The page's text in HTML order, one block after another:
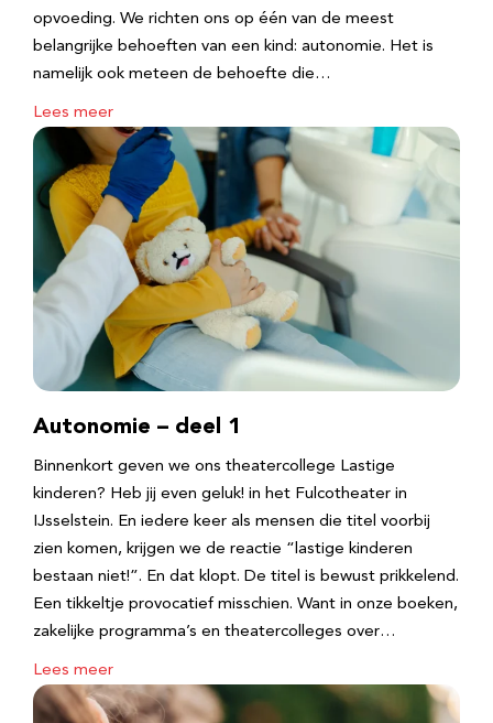
opvoeding. We richten ons op één van de meest
belangrijke behoeften van een kind: autonomie. Het is
namelijk ook meteen de behoefte die…
Lees meer
Autonomie – deel 1
Binnenkort geven we ons theatercollege Lastige
kinderen? Heb jij even geluk! in het Fulcotheater in
IJsselstein. En iedere keer als mensen die titel voorbij
zien komen, krijgen we de reactie “lastige kinderen
bestaan niet!”. En dat klopt. De titel is bewust prikkelend.
Een tikkeltje provocatief misschien. Want in onze boeken,
zakelijke programma’s en theatercolleges over…
Lees meer